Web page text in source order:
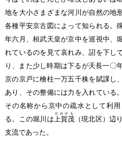
地を大小さまざまな河川が自然の地
各種平安京古図によって知られる。
年六月、桓武天皇が京中を巡視中、
れているのを見て哀れみ、詔を下し
り、また少し時期は下るが天長一〇
京の京戸に檜柱一万五千株を賦課し
あり、その整備には力を入れている
その名称から京中の疏水として利
る。この堀川は 上賀茂
かみがも
（現北区） 辺
支流であった。